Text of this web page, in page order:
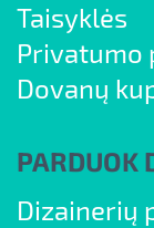
Taisyklės
Privatumo
Dovanų
PARDUOK
Dizainerių